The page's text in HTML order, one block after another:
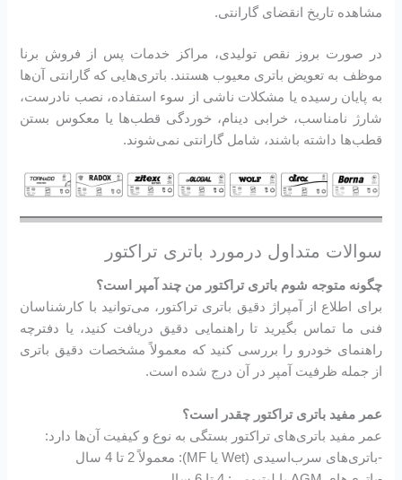
مشاهده تاریخ انقضای گارانتی.
در صورت بروز نقص تولیدی، مراکز خدمات پس از فروش برنا
موظف به تعویض باتری معیوب هستند. باتری‌هایی که گارانتی آن‌ها
به پایان رسیده یا مشکلات ناشی از سوء استفاده، نصب نادرست،
شارژ نامناسب، خرابی دینام، خوردگی قطب‌ها یا معکوس بستن
قطب‌ها داشته باشند، شامل گارانتی نمی‌شوند.
سوالات متداول درمورد باتری تراکتور
چگونه متوجه شوم باتری تراکتور من چند آمپر است؟
برای اطلاع از آمپراژ دقیق باتری تراکتور، می‌توانید با کارشناسان
فنی ما تماس بگیرید تا راهنمایی دقیق دریافت کنید، یا دفترچه
راهنمای خودرو را بررسی کنید که معمولاً مشخصات دقیق باتری
از جمله ظرفیت آمپر در آن درج شده است.
عمر مفید باتری تراکتور چقدر است؟
عمر مفید باتری‌های تراکتور بستگی به نوع و کیفیت آن‌ها دارد:
-باتری‌های سرب‌اسیدی (Wet یا MF): معمولاً 2 تا 4 سال